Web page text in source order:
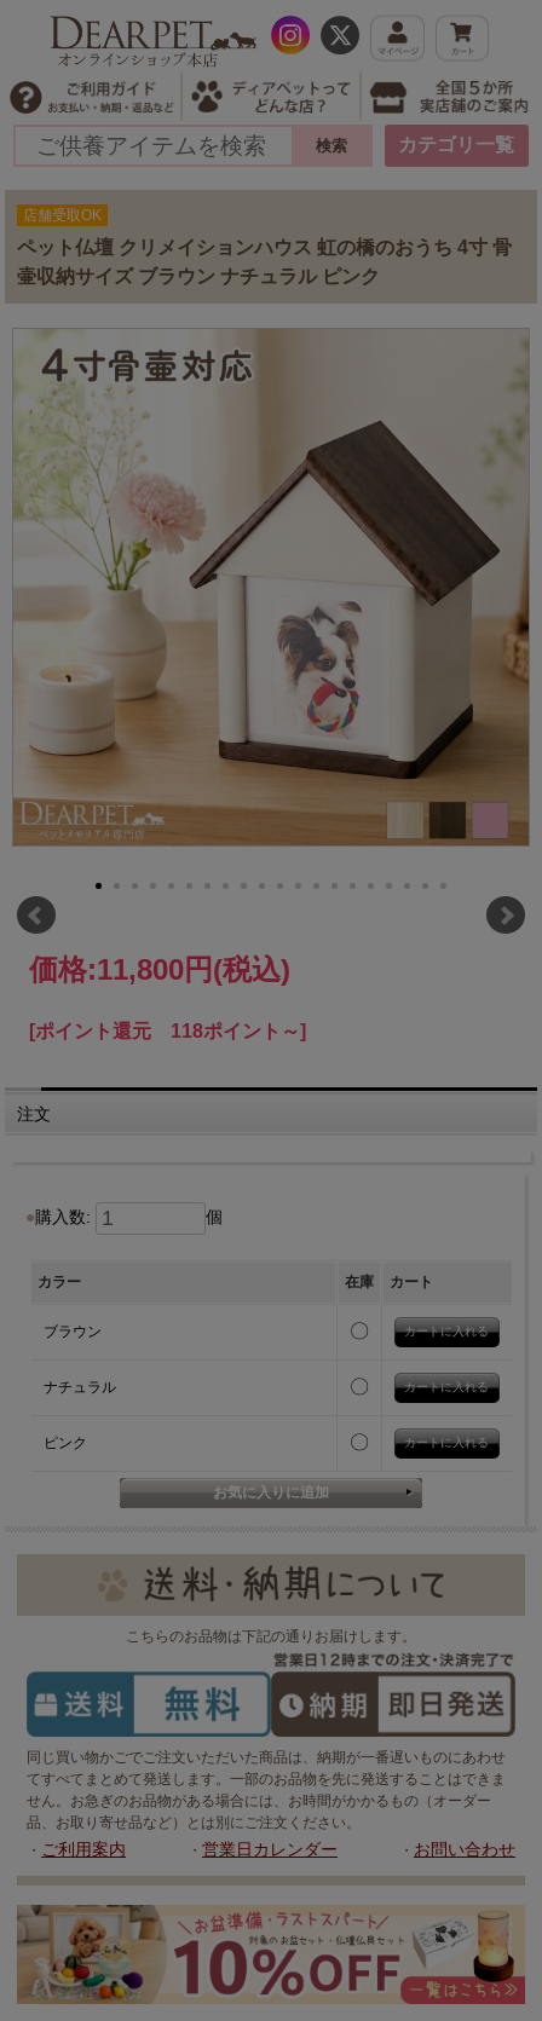
カテゴリ一覧
店舗受取OK
ペット仏壇 クリメイションハウス 虹の橋のおうち 4寸 骨
壷収納サイズ ブラウン ナチュラル ピンク
価格:11,800円(税込)
[ポイント還元 118ポイント～]
注文
購入数: 個
カラー 在庫 カート
ブラウン 〇
ナチュラル 〇
ピンク 〇
こちらのお品物は下記の通りお届けします。
同じ買い物かごでご注文いただいた商品は、納期が一番遅いものにあわせ
てすべてまとめて発送します。一部のお品物を先に発送することはできま
せん。お急ぎのお品物がある場合には、お時間がかかるもの（オーダー
品、お取り寄せ品など）とは別にご注文ください。
・ ご利用案内 ・ 営業日カレンダー ・ お問い合わせ